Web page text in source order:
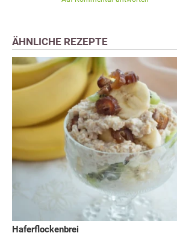
ÄHNLICHE REZEPTE
Haferflockenbrei